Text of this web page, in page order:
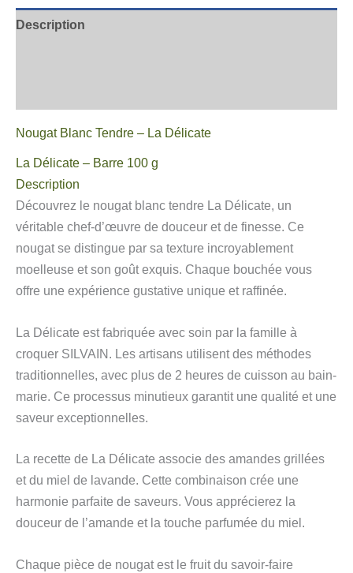
Description
Nougat Blanc Tendre – La Délicate
La Délicate – Barre 100 g
Description
Découvrez le nougat blanc tendre La Délicate, un
véritable chef-d’œuvre de douceur et de finesse. Ce
nougat se distingue par sa texture incroyablement
moelleuse et son goût exquis. Chaque bouchée vous
offre une expérience gustative unique et raffinée.
La Délicate est fabriquée avec soin par la famille à
croquer SILVAIN. Les artisans utilisent des méthodes
traditionnelles, avec plus de 2 heures de cuisson au bain-
marie. Ce processus minutieux garantit une qualité et une
saveur exceptionnelles.
La recette de La Délicate associe des amandes grillées
et du miel de lavande. Cette combinaison crée une
harmonie parfaite de saveurs. Vous apprécierez la
douceur de l’amande et la touche parfumée du miel.
Chaque pièce de nougat est le fruit du savoir-faire